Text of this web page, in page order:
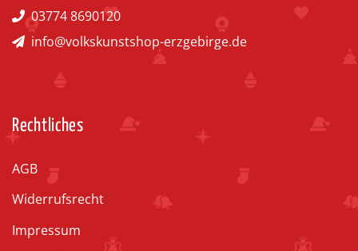
03774 8690120
info@volkskunstshop-erzgebirge.de
Rechtliches
AGB
Widerrufsrecht
Impressum